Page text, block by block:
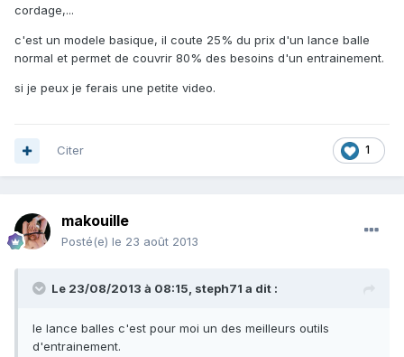
cordage,...
c'est un modele basique, il coute 25% du prix d'un lance balle
normal et permet de couvrir 80% des besoins d'un entrainement.
si je peux je ferais une petite video.
1
Citer
makouille
Posté(e) le 23 août 2013
Le 23/08/2013 à 08:15, steph71 a dit :
le lance balles c'est pour moi un des meilleurs outils
d'entrainement.